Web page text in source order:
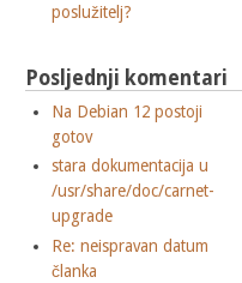
poslužitelj?
Posljednji komentari
Na Debian 12 postoji
gotov
stara dokumentacija u
/usr/share/doc/carnet-
upgrade
Re: neispravan datum
članka